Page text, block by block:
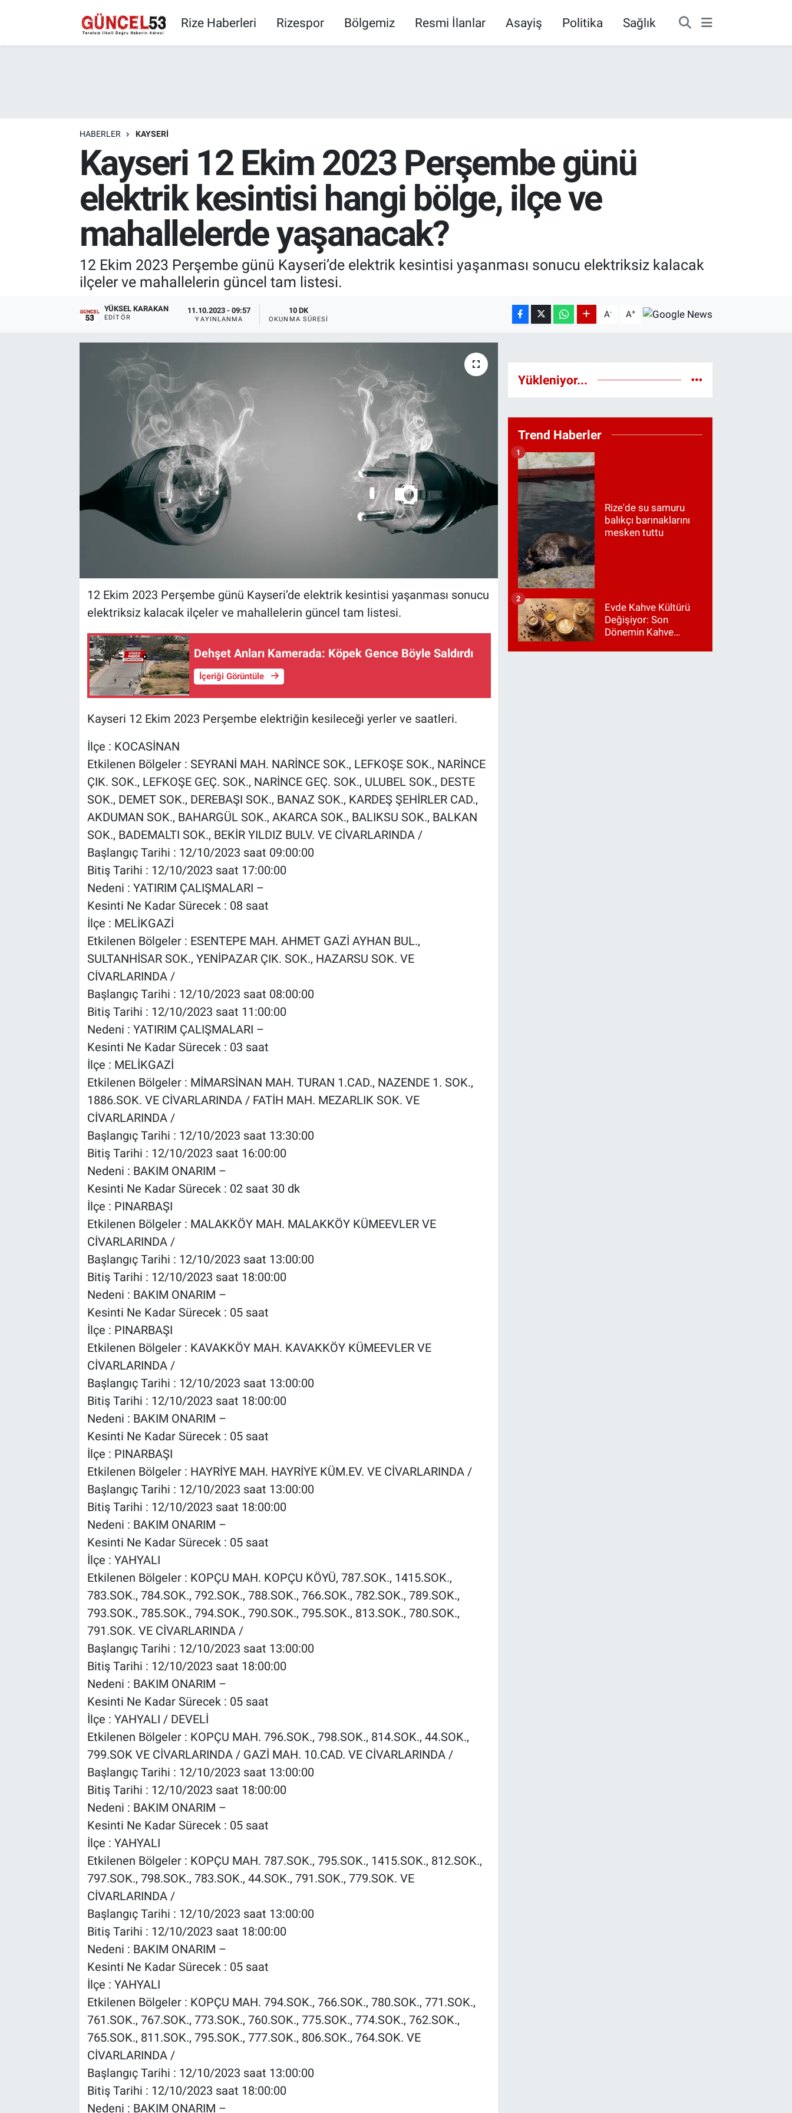
Rize Haberleri Rizespor Bölgemiz Resmi İlanlar Asayiş Politika Sağlık
HABERLER KAYSERI
Kayseri 12 Ekim 2023 Perşembe günü
elektrik kesintisi hangi bölge, ilçe ve
mahallelerde yaşanacak?
12 Ekim 2023 Perşembe günü Kayseri’de elektrik kesintisi yaşanması sonucu elektriksiz kalacak
ilçeler ve mahallelerin güncel tam listesi.
YÜKSEL KARAKAN
EDITÖR
11.10.2023 - 09:57
YAYINLANMA
10 DK
OKUNMA SÜRESI A- A+
12 Ekim 2023 Perşembe günü Kayseri’de elektrik kesintisi yaşanması sonucu
elektriksiz kalacak ilçeler ve mahallelerin güncel tam listesi.
Dehşet Anları Kamerada: Köpek Gence Böyle Saldırdı
İçeriği Görüntüle
Kayseri 12 Ekim 2023 Perşembe elektriğin kesileceği yerler ve saatleri.
İlçe : KOCASİNAN
Etkilenen Bölgeler : SEYRANİ MAH. NARİNCE SOK., LEFKOŞE SOK., NARİNCE
ÇIK. SOK., LEFKOŞE GEÇ. SOK., NARİNCE GEÇ. SOK., ULUBEL SOK., DESTE
SOK., DEMET SOK., DEREBAŞI SOK., BANAZ SOK., KARDEŞ ŞEHİRLER CAD.,
AKDUMAN SOK., BAHARGÜL SOK., AKARCA SOK., BALIKSU SOK., BALKAN
SOK., BADEMALTI SOK., BEKİR YILDIZ BULV. VE CİVARLARINDA /
Başlangıç Tarihi : 12/10/2023 saat 09:00:00
Bitiş Tarihi : 12/10/2023 saat 17:00:00
Nedeni : YATIRIM ÇALIŞMALARI –
Kesinti Ne Kadar Sürecek : 08 saat
İlçe : MELİKGAZİ
Etkilenen Bölgeler : ESENTEPE MAH. AHMET GAZİ AYHAN BUL.,
SULTANHİSAR SOK., YENİPAZAR ÇIK. SOK., HAZARSU SOK. VE
CİVARLARINDA /
Başlangıç Tarihi : 12/10/2023 saat 08:00:00
Bitiş Tarihi : 12/10/2023 saat 11:00:00
Nedeni : YATIRIM ÇALIŞMALARI –
Kesinti Ne Kadar Sürecek : 03 saat
İlçe : MELİKGAZİ
Etkilenen Bölgeler : MİMARSİNAN MAH. TURAN 1.CAD., NAZENDE 1. SOK.,
1886.SOK. VE CİVARLARINDA / FATİH MAH. MEZARLIK SOK. VE
CİVARLARINDA /
Başlangıç Tarihi : 12/10/2023 saat 13:30:00
Bitiş Tarihi : 12/10/2023 saat 16:00:00
Nedeni : BAKIM ONARIM –
Kesinti Ne Kadar Sürecek : 02 saat 30 dk
İlçe : PINARBAŞI
Etkilenen Bölgeler : MALAKKÖY MAH. MALAKKÖY KÜMEEVLER VE
CİVARLARINDA /
Başlangıç Tarihi : 12/10/2023 saat 13:00:00
Bitiş Tarihi : 12/10/2023 saat 18:00:00
Nedeni : BAKIM ONARIM –
Kesinti Ne Kadar Sürecek : 05 saat
İlçe : PINARBAŞI
Etkilenen Bölgeler : KAVAKKÖY MAH. KAVAKKÖY KÜMEEVLER VE
CİVARLARINDA /
Başlangıç Tarihi : 12/10/2023 saat 13:00:00
Bitiş Tarihi : 12/10/2023 saat 18:00:00
Nedeni : BAKIM ONARIM –
Kesinti Ne Kadar Sürecek : 05 saat
İlçe : PINARBAŞI
Etkilenen Bölgeler : HAYRİYE MAH. HAYRİYE KÜM.EV. VE CİVARLARINDA /
Başlangıç Tarihi : 12/10/2023 saat 13:00:00
Bitiş Tarihi : 12/10/2023 saat 18:00:00
Nedeni : BAKIM ONARIM –
Kesinti Ne Kadar Sürecek : 05 saat
İlçe : YAHYALI
Etkilenen Bölgeler : KOPÇU MAH. KOPÇU KÖYÜ, 787.SOK., 1415.SOK.,
783.SOK., 784.SOK., 792.SOK., 788.SOK., 766.SOK., 782.SOK., 789.SOK.,
793.SOK., 785.SOK., 794.SOK., 790.SOK., 795.SOK., 813.SOK., 780.SOK.,
791.SOK. VE CİVARLARINDA /
Başlangıç Tarihi : 12/10/2023 saat 13:00:00
Bitiş Tarihi : 12/10/2023 saat 18:00:00
Nedeni : BAKIM ONARIM –
Kesinti Ne Kadar Sürecek : 05 saat
İlçe : YAHYALI / DEVELİ
Etkilenen Bölgeler : KOPÇU MAH. 796.SOK., 798.SOK., 814.SOK., 44.SOK.,
799.SOK VE CİVARLARINDA / GAZİ MAH. 10.CAD. VE CİVARLARINDA /
Başlangıç Tarihi : 12/10/2023 saat 13:00:00
Bitiş Tarihi : 12/10/2023 saat 18:00:00
Nedeni : BAKIM ONARIM –
Kesinti Ne Kadar Sürecek : 05 saat
İlçe : YAHYALI
Etkilenen Bölgeler : KOPÇU MAH. 787.SOK., 795.SOK., 1415.SOK., 812.SOK.,
797.SOK., 798.SOK., 783.SOK., 44.SOK., 791.SOK., 779.SOK. VE
CİVARLARINDA /
Başlangıç Tarihi : 12/10/2023 saat 13:00:00
Bitiş Tarihi : 12/10/2023 saat 18:00:00
Nedeni : BAKIM ONARIM –
Kesinti Ne Kadar Sürecek : 05 saat
İlçe : YAHYALI
Etkilenen Bölgeler : KOPÇU MAH. 794.SOK., 766.SOK., 780.SOK., 771.SOK.,
761.SOK., 767.SOK., 773.SOK., 760.SOK., 775.SOK., 774.SOK., 762.SOK.,
765.SOK., 811.SOK., 795.SOK., 777.SOK., 806.SOK., 764.SOK. VE
CİVARLARINDA /
Başlangıç Tarihi : 12/10/2023 saat 13:00:00
Bitiş Tarihi : 12/10/2023 saat 18:00:00
Nedeni : BAKIM ONARIM –
Yükleniyor...
Trend Haberler
Rize'de su samuru
balıkçı barınaklarını
mesken tuttu
1
Evde Kahve Kültürü
Değişiyor: Son
Dönemin Kahve
2